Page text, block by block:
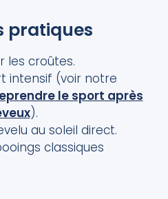
pratiques
les croûtes.
intensif (voir notre
le sport après
).
au soleil direct.
classiques